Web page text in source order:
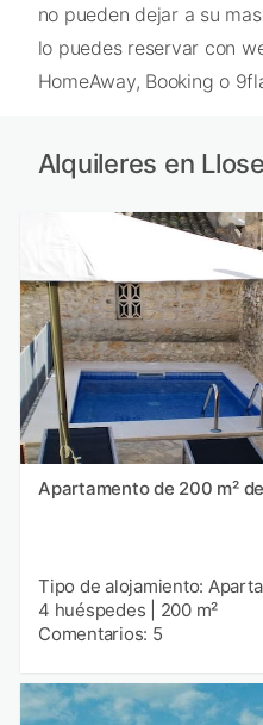
no pueden dejar a su
lo puedes reservar con
HomeAway, Booking o
Alquileres en
Apartamento de 200 m²
Tipo de alojamiento:
4 huéspedes
200 m²
Comentarios: 5